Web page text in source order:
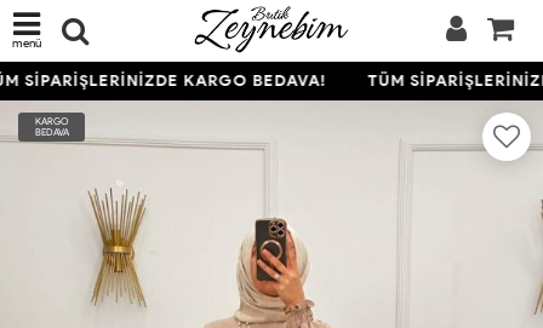
menü
SİPARİŞLERİNİZDE KARGO BEDAVA! TÜM
KARGO
BEDAVA